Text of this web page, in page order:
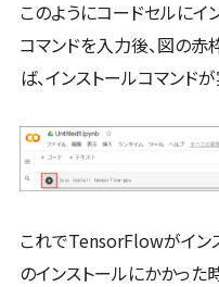
このようにコードセルにイ
コマンドを入力後、図の赤
ば、インストールコマンド
これでTensorFlowがイン
のインストールにかかった